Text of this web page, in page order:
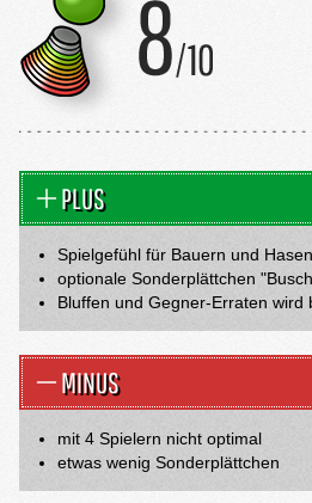
PLUS
Spielgefühl für Bauern und
optionale Sonderplättchen
Bluffen und Gegner-Erraten wird
MINUS
mit 4 Spielern nicht optimal
etwas wenig Sonderplättchen